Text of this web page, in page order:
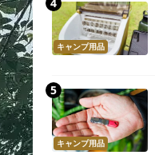
キャンプ用品
キャンプ用品